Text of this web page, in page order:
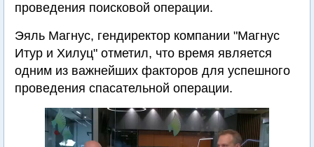
проведения поисковой операции.
Эяль Магнус, гендиректор компании "Магнус
Итур и Хилуц" отметил, что время является
одним из важнейших факторов для успешного
проведения спасательной операции.